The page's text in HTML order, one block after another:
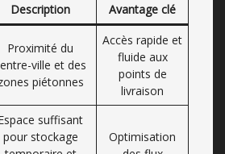
Description Avantage clé
Proximité du
ville et des
piétonnes
Accès rapide et
fluide aux
points de
livraison
suffisant
pour stockage
Optimisation